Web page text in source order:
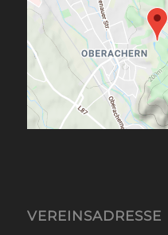
VEREINSADRESSE